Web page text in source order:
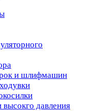
и шлифмашин
давления